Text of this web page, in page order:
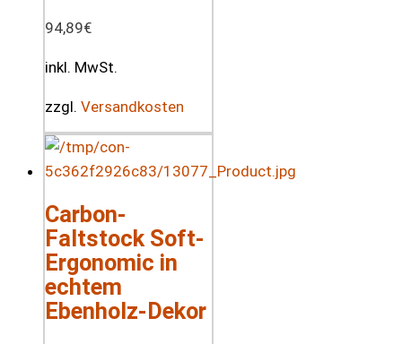
94,89€
inkl. MwSt.
zzgl. Versandkosten
Carbon-
Faltstock Soft-
Ergonomic in
echtem
Ebenholz-Dekor